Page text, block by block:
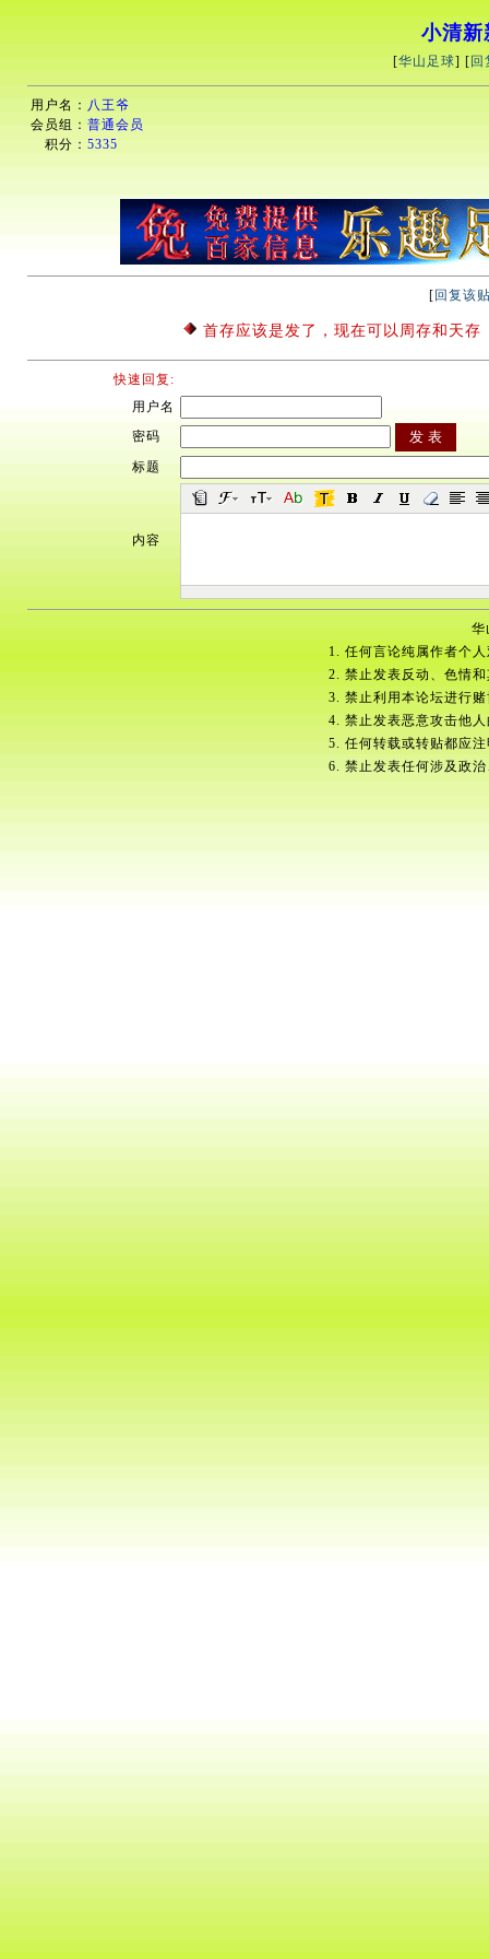
小清新
[华山足球] [ 回
用户名： 八王爷
会员组： 普通会员
积分： 5335
[ 回复该
首存应该是发了，现在可以周存和天存
快速回复:
用户名
密码
标题
内容
华
1. 任何言论纯属作者个
2. 禁止发表反动、色情
3. 禁止利用本论坛进行
4. 禁止发表恶意攻击他
5. 任何转载或转贴都应
6. 禁止发表任何涉及政